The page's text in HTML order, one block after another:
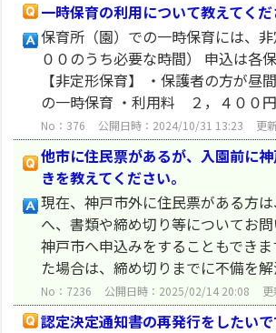
一時保育の利用について教えてくだ
保育所（園）での一時保育には、
００のうち必要な時間） 申込は各
【非定形保育】 ・保護者の方が
の一時保育 ・利用料 ２，４００
No：376 公開日時：2024/10/31 13:23 更
他市に住民票があるが、入園前に
きを教えてください。
現在、神戸市外に住民票がある方
へ、書類や締め切り等についてお
神戸市へ申込みをすることもでき
た場合は、締め切りまでに不備を
No：7236 公開日時：2025/02/14 20:08
認定決定通知書の再発行をしたいで